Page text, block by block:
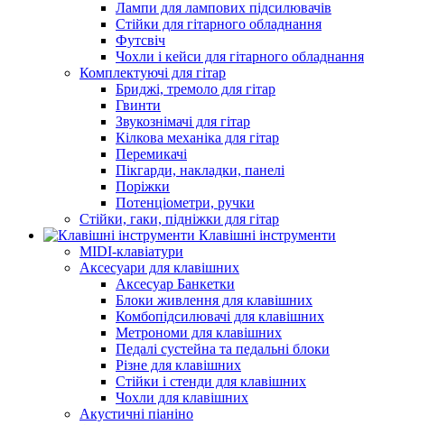
Лампи для лампових підсилювачів
Стійки для гітарного обладнання
Футсвіч
Чохли і кейси для гітарного обладнання
Комплектуючі для гітар
Бриджі, тремоло для гітар
Гвинти
Звукознімачі для гітар
Кілкова механіка для гітар
Перемикачі
Пікгарди, накладки, панелі
Поріжки
Потенціометри, ручки
Стійки, гаки, підніжки для гітар
Клавішні інструменти
MIDI-клавіатури
Аксесуари для клавішних
Аксесуар Банкетки
Блоки живлення для клавішних
Комбопідсилювачі для клавішних
Метрономи для клавішних
Педалі сустейна та педальні блоки
Різне для клавішних
Стійки і стенди для клавішних
Чохли для клавішних
Акустичні піаніно